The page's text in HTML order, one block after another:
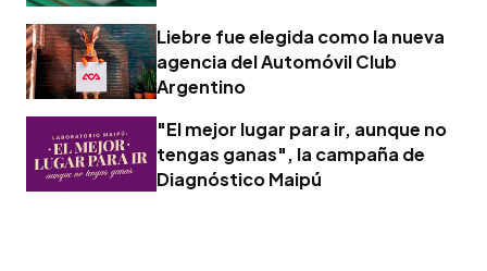
Liebre fue elegida como la nueva
agencia del Automóvil Club
Argentino
"El mejor lugar para ir, aunque no
tengas ganas", la campaña de
Diagnóstico Maipú